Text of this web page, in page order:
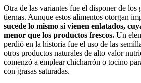
Otra de las variantes fue el disponer de los
tiernas. Aunque estos alimentos otorgan
sucede lo mismo si vienen enlatados,
menor que los productos frescos. Un
perdió en la historia fue el uso de las
otros productos naturales de alto valor
comenzó a emplear chicharrón o tocino
con grasas saturadas.